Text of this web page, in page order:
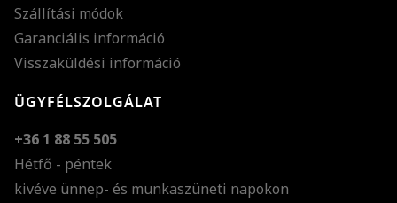
Szállítási módok
Garanciális információ
Visszaküldési információ
ÜGYFÉLSZOLGÁLAT
+36 1 88 55 505
Hétfő - péntek
kivéve ünnep- és munkaszüneti napokon